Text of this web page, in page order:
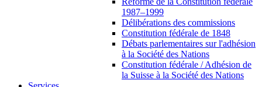
1987–1999
Délibérations des commissions
Constitution fédérale de 1848
Débats parlementaires sur l'adhésion
à la Société des Nations
Constitution fédérale / Adhésion de
la Suisse à la Société des Nations